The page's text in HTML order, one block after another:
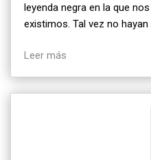
leyenda negra en la que
existimos. Tal vez no
Leer más